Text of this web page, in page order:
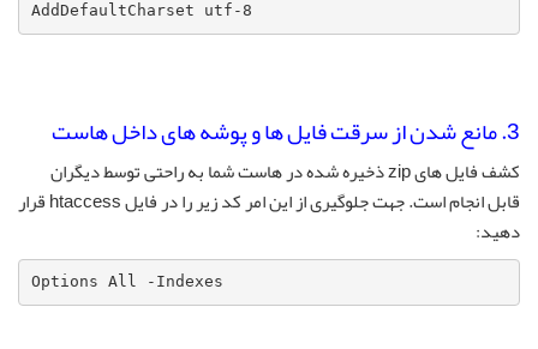
AddDefaultCharset utf-8
3. مانع شدن از سرقت فایل ها و پوشه های داخل هاست
کشف فایل های zip ذخیره شده در هاست شما به راحتی توسط دیگران
قابل انجام است. جهت جلوگیری از این امر کد زیر را در فایل htaccess قرار
دهید:
Options All -Indexes